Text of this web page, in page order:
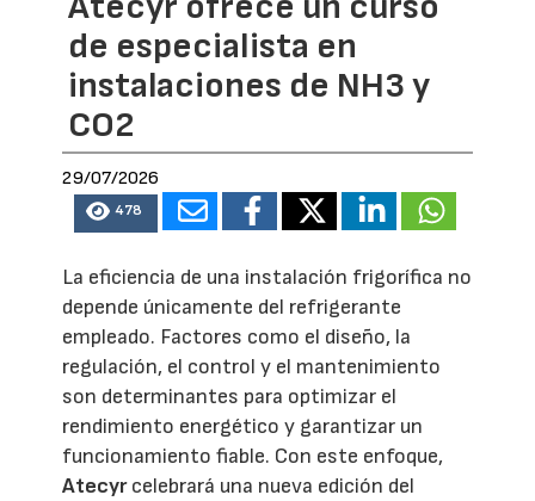
de especialista en
instalaciones de NH3 y
CO2
29/07/2026
478
La eficiencia de una instalación frigorífica no
depende únicamente del refrigerante
empleado. Factores como el diseño, la
regulación, el control y el mantenimiento
son determinantes para optimizar el
rendimiento energético y garantizar un
funcionamiento fiable. Con este enfoque,
Atecyrcelebrará una nueva edición del